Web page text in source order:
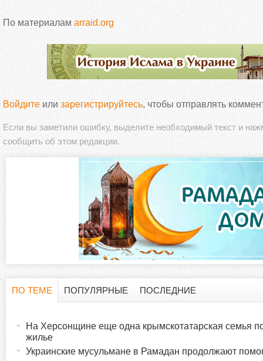
По материалам arraid.org
Войдите или зарегистрируйтесь, чтобы отправлять
Если вы заметили ошибку, выделите необходимый текст и
сообщить об этом редакции.
ПО ТЕМЕ
ПОПУЛЯРНЫЕ ПОСЛЕДНИЕ
На Херсонщине еще одна крымскотатарская семья
жилье
Украинские мусульмане в Рамадан продолжают